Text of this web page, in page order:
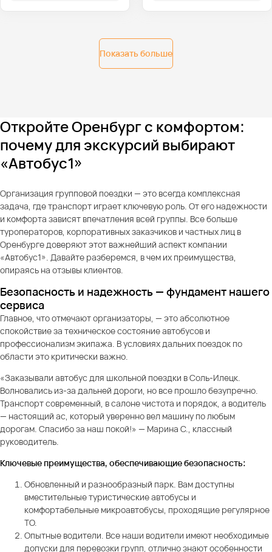
Показать больше
Откройте Оренбург с комфортом:
почему для экскурсий выбирают
«Автобус1»
Организация групповой поездки — это всегда комплексная
задача, где транспорт играет ключевую роль. От его надежности
и комфорта зависят впечатления всей группы. Все больше
туроператоров, корпоративных заказчиков и частных лиц в
Оренбурге доверяют этот важнейший аспект компании
«Автобус1». Давайте разберемся, в чем их преимущества,
опираясь на отзывы клиентов.
Безопасность и надежность — фундамент нашего
сервиса
Главное, что отмечают организаторы, — это абсолютное
спокойствие за техническое состояние автобусов и
профессионализм экипажа. В условиях дальних поездок по
области это критически важно.
«Заказывали автобус для школьной поездки в Соль-Илецк.
Волновались из-за дальней дороги, но все прошло безупречно.
Транспорт современный, в салоне чистота и порядок, а водитель
— настоящий ас, который уверенно вел машину по любым
дорогам. Спасибо за наш покой!» — Марина С., классный
руководитель.
Ключевые преимущества, обеспечивающие безопасность:
Обновленный и разнообразный парк. Вам доступны
вместительные туристические автобусы и
комфортабельные микроавтобусы, проходящие регулярное
ТО.
Опытные водители. Все наши водители имеют необходимые
допуски для перевозки групп, отлично знают особенности